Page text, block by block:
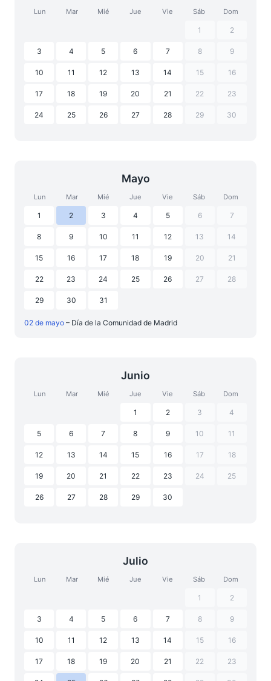
Lun Mar Mié Jue Vie Sáb Dom
1 2
3 4 5 6 7 8 9
10 11 12 13 14 15 16
17 18 19 20 21 22 23
24 25 26 27 28 29 30
Mayo
Lun Mar Mié Jue Vie Sáb Dom
1 2 3 4 5 6 7
8 9 10 11 12 13 14
15 16 17 18 19 20 21
22 23 24 25 26 27 28
29 30 31
02 de mayo – Día de la Comunidad de Madrid
Junio
Lun Mar Mié Jue Vie Sáb Dom
1 2 3 4
5 6 7 8 9 10 11
12 13 14 15 16 17 18
19 20 21 22 23 24 25
26 27 28 29 30
Julio
Lun Mar Mié Jue Vie Sáb Dom
1 2
3 4 5 6 7 8 9
10 11 12 13 14 15 16
17 18 19 20 21 22 23